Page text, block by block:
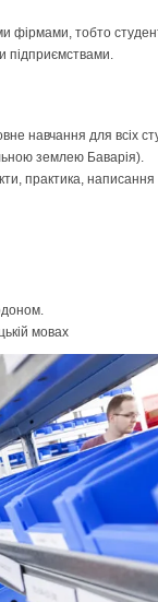
фірмами, тобто
підприємствами.
навчання для всіх
землею Баварія).
практика, написання
мовах